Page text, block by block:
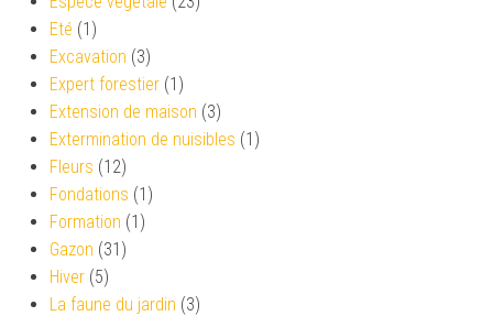
Eté (1)
Excavation (3)
Expert forestier (1)
Extension de maison (3)
Extermination de nuisibles (1)
Fleurs (12)
Fondations (1)
Formation (1)
Gazon (31)
Hiver (5)
La faune du jardin (3)